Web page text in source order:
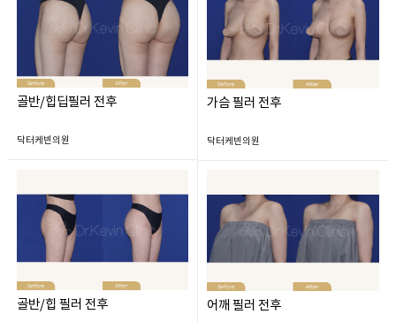
골반/힙딥필러 전후
닥터케빈의원
가슴 필러 전후
닥터케빈의원
골반/힙 필러 전후 어깨 필러 전후